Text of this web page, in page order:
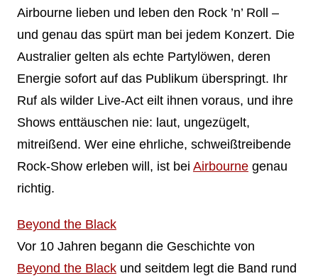
Airbourne lieben und leben den Rock ’n’ Roll –
und genau das spürt man bei jedem Konzert. Die
Australier gelten als echte Partylöwen, deren
Energie sofort auf das Publikum überspringt. Ihr
Ruf als wilder Live-Act eilt ihnen voraus, und ihre
Shows enttäuschen nie: laut, ungezügelt,
mitreißend. Wer eine ehrliche, schweißtreibende
Rock-Show erleben will, ist bei Airbournegenau
richtig.
Beyond the Black
Vor 10 Jahren begann die Geschichte von
Beyond the Blackund seitdem legt die Band rund